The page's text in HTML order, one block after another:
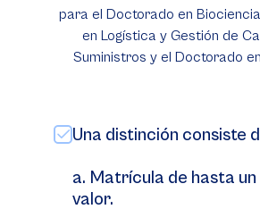
para el Doctorado en
en Logística y Gestión de
Suministros y el Doctorado
Una distinción consiste
a. Matrícula de hasta un
valor.